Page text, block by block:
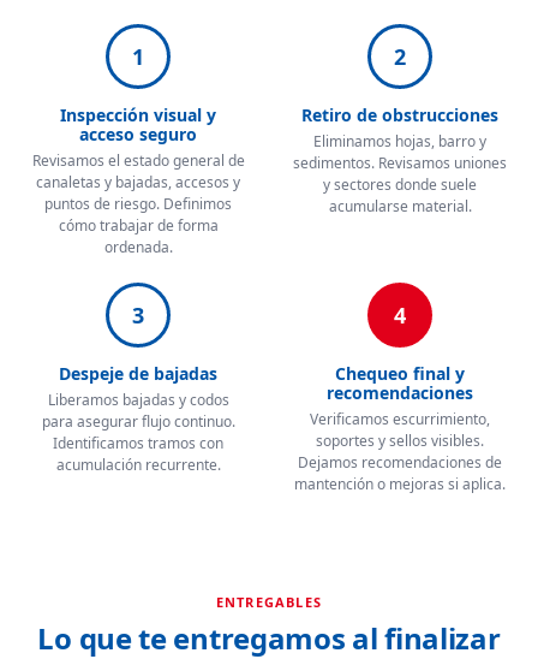
1
Inspección visual y
acceso seguro
Revisamos el estado general de
canaletas y bajadas, accesos y
puntos de riesgo. Definimos
cómo trabajar de forma
ordenada.
2
Retiro de obstrucciones
Eliminamos hojas, barro y
sedimentos. Revisamos uniones
y sectores donde suele
acumularse material.
3
Despeje de bajadas
Liberamos bajadas y codos
para asegurar flujo continuo.
Identificamos tramos con
acumulación recurrente.
4
Chequeo final y
recomendaciones
Verificamos escurrimiento,
soportes y sellos visibles.
Dejamos recomendaciones de
mantención o mejoras si aplica.
ENTREGABLES
Lo que te entregamos al finalizar